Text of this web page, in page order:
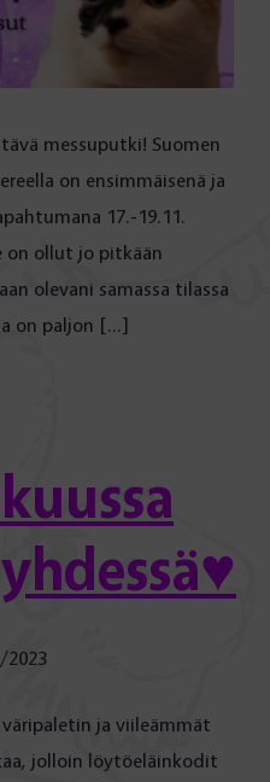
messuputki! Suomen
on ensimmäisenä ja
17.-19.11.
on ollut jo pitkään
olevani samassa tilassa
on paljon […]
2023
ja viileämmät
jolloin löytöeläinkodit